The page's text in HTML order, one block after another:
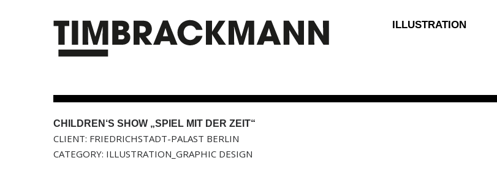
ILLUSTRATION
CHILDREN‘S SHOW „SPIEL MIT DER ZEIT“
CLIENT: FRIEDRICHSTADT-PALAST BERLIN
CATEGORY: ILLUSTRATION_GRAPHIC DESIGN